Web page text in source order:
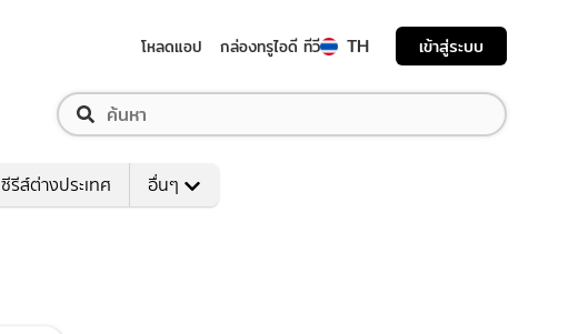
โหลดแอป กล่องทรูไอดี ทีวี TH เข้าสู่ระบบ
ซีรีส์ต่างประเทศ อื่นๆ